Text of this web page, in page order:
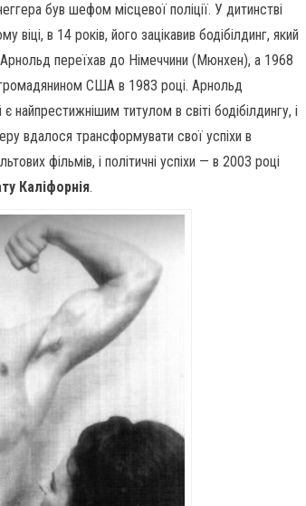
був шефом місцевої поліції. У дитинстві
в 14 років, його зацікавив бодібілдинг, який
переїхав до Німеччини (Мюнхен), а 1968
США в 1983 році. Арнольд
найпрестижнішим титулом в світі бодібілдингу, і
вдалося трансформувати свої успіхи в
фільмів, і політичні успіхи — в 2003 році
Каліфорнія.